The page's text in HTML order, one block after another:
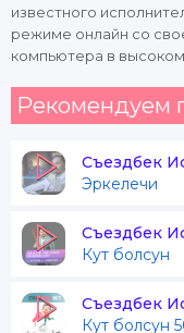
известного
режиме онлайн со
компьютера в высоком
Рекомендуем
Съездбек
Эркелечи
Съездбек
Кут болсун
Съездбек
Кут болсун